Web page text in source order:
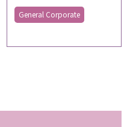
General Corporate